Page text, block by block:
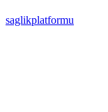
saglikplatformu